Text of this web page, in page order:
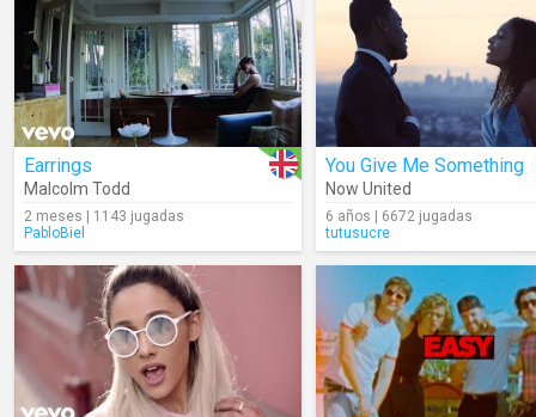
Earrings
Malcolm Todd
2 meses | 1143 jugadas
PabloBiel
You Give Me Something
Now United
6 años | 6672 jugadas
tutusucre